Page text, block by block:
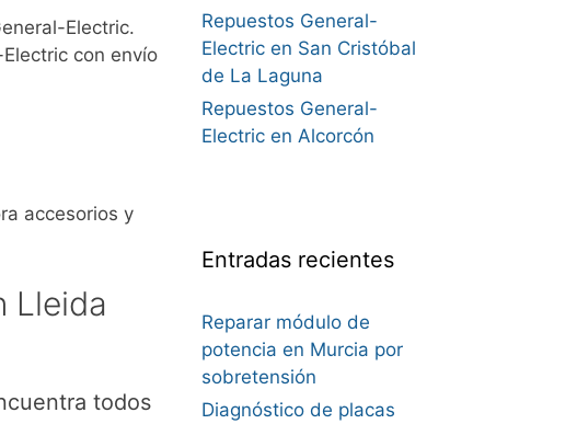
Electric.
con envío
accesorios y
Lleida
todos
Repuestos General-
Electric en San Cristóbal
de La Laguna
Repuestos General-
Electric en Alcorcón
Entradas recientes
Reparar módulo de
potencia en Murcia por
sobretensión
Diagnóstico de placas